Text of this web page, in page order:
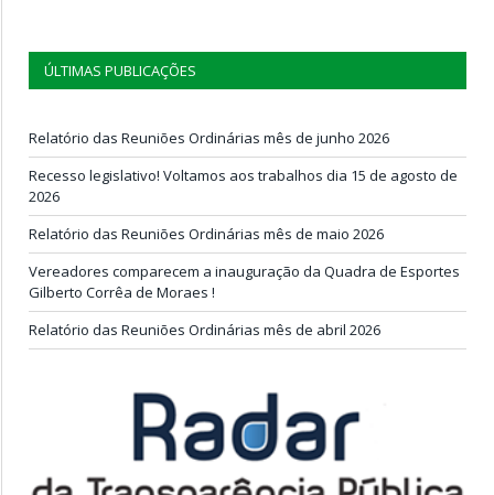
ÚLTIMAS PUBLICAÇÕES
Relatório das Reuniões Ordinárias mês de junho 2026
Recesso legislativo! Voltamos aos trabalhos dia 15 de agosto de
2026
Relatório das Reuniões Ordinárias mês de maio 2026
Vereadores comparecem a inauguração da Quadra de Esportes
Gilberto Corrêa de Moraes !
Relatório das Reuniões Ordinárias mês de abril 2026